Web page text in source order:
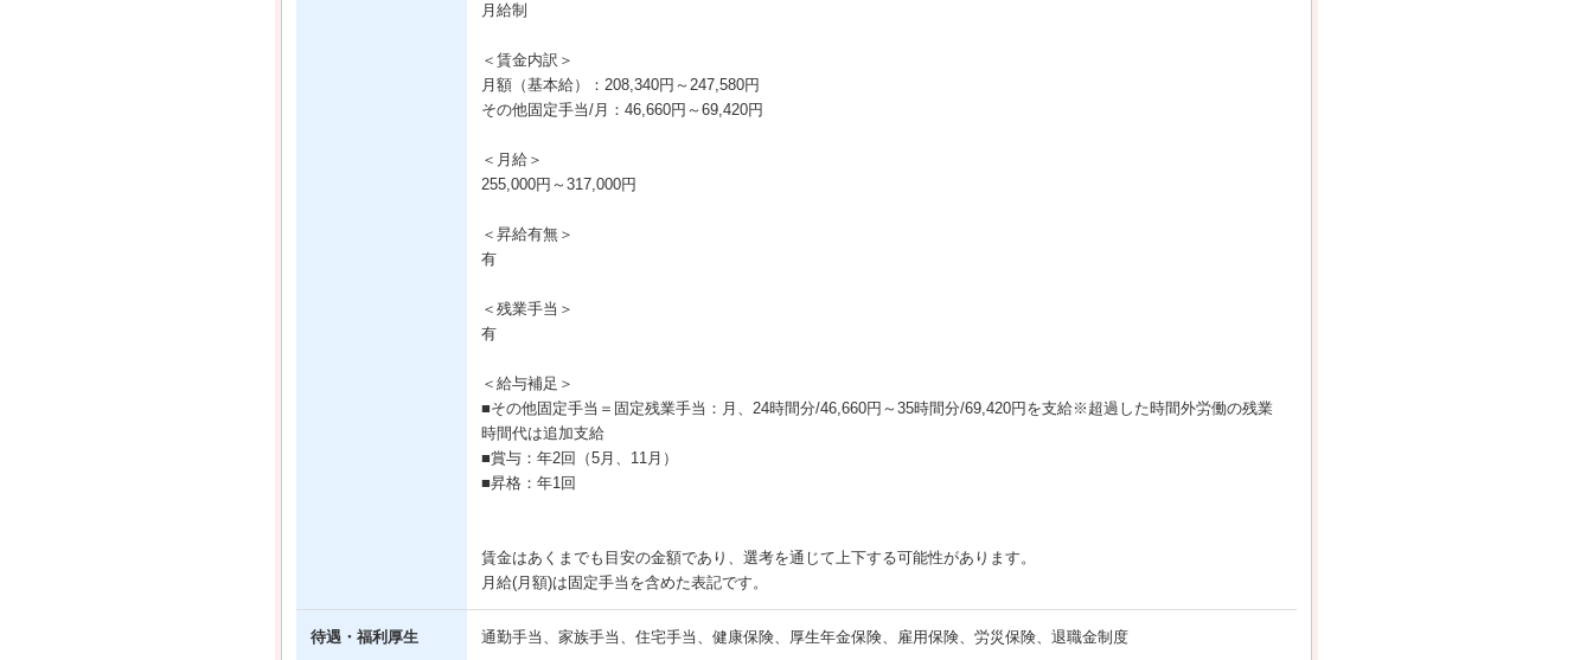
月給制
＜賃金内訳＞
月額（基本給）：208,340円～247,580円
その他固定手当/月：46,660円～69,420円
＜月給＞
255,000円～317,000円
＜昇給有無＞
有
＜残業手当＞
有
＜給与補足＞
■その他固定手当＝固定残業手当：月、24時間分/46,660円～35時間分/69,420円を支給※超過した時間外労働の残業
時間代は追加支給
■賞与：年2回（5月、11月）
■昇格：年1回
賃金はあくまでも目安の金額であり、選考を通じて上下する可能性があります。
月給(月額)は固定手当を含めた表記です。
待遇・福利厚生 通勤手当、家族手当、住宅手当、健康保険、厚生年金保険、雇用保険、労災保険、退職金制度